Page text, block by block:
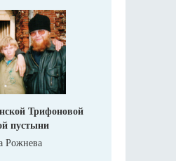
Трифоновой
пустыни
Рожнева